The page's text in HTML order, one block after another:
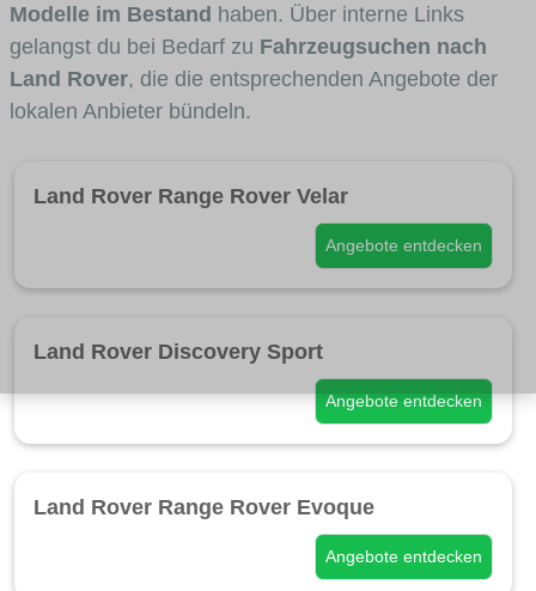
Modelle im Bestand haben. Über interne Links
gelangst du bei Bedarf zu Fahrzeugsuchen nach
Land Rover, die die entsprechenden Angebote der
lokalen Anbieter bündeln.
Land Rover Range Rover Velar
Angebote entdecken
Land Rover Discovery Sport
Angebote entdecken
Land Rover Range Rover Evoque
Angebote entdecken